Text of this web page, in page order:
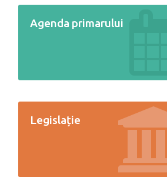
Agenda primarului
Legislație